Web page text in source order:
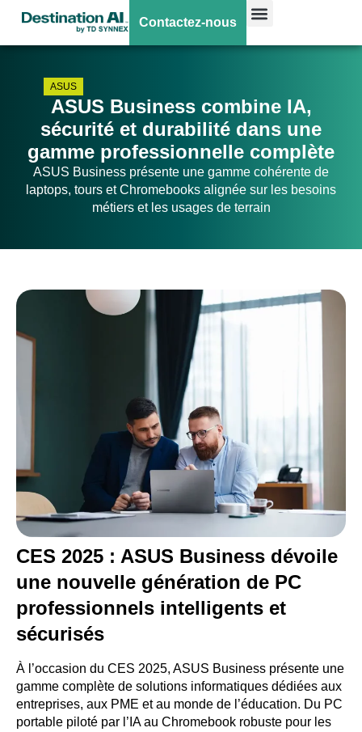
Contactez-nous
ASUS
ASUS Business combine IA,
sécurité et durabilité dans une
gamme professionnelle complète
ASUS Business présente une gamme cohérente de
laptops, tours et Chromebooks alignée sur les besoins
métiers et les usages de terrain
CES 2025 : ASUS Business dévoile
une nouvelle génération de PC
professionnels intelligents et
sécurisés
À l’occasion du CES 2025, ASUS Business présente une
gamme complète de solutions informatiques dédiées aux
entreprises, aux PME et au monde de l’éducation. Du PC
portable piloté par l’IA au Chromebook robuste pour les